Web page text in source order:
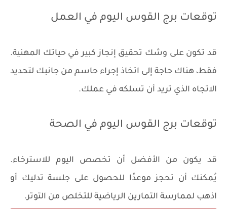
توقعات برج القوس اليوم في العمل
قد تكون على وشك تحقيق إنجاز كبير في حياتك المهنية.
فقط، هناك حاجة إلى اتخاذ إجراء حاسم من جانبك لتحديد
الاتجاه الذي تريد أن تسلكه في عملك.
توقعات برج القوس اليوم في الصحة
قد يكون من الأفضل أن تخصص اليوم للاسترخاء.
يُمكنك أن تحجز موعدًا للحصول على جلسة تدليك أو
اذهب لممارسة التمارين الرياضية للتخلص من التوتر.